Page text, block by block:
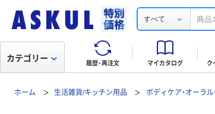
すべて
履歴・再注文 マイカタログ ク
カテゴリー
ホーム 生活雑貨/キッチン用品 ボディケア・オーラ